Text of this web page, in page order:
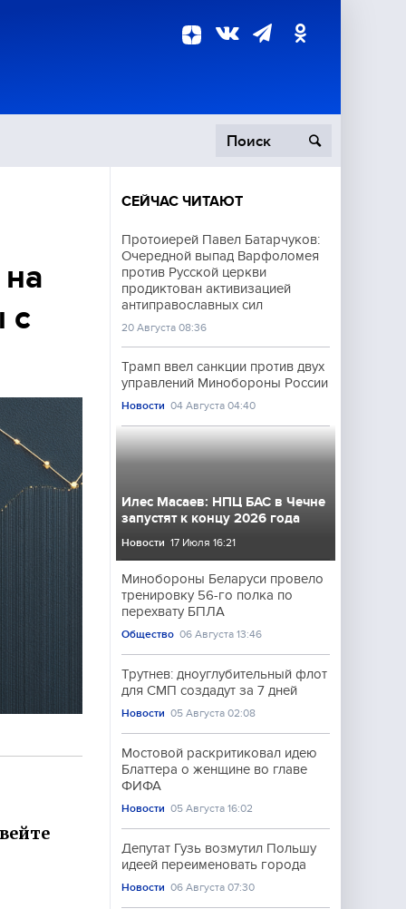
с
СЕЙЧАС ЧИТАЮТ
Протоиерей Павел Батарчуков:
Очередной выпад Варфоломея
против Русской церкви
продиктован активизацией
антиправославных сил
20 Августа 08:36
Трамп ввел санкции против двух
управлений Минобороны России
Новости 04 Августа 04:40
Илес Масаев: НПЦ БАС в Чечне
запустят к концу 2026 года
Новости 17 Июля 16:21
Минобороны Беларуси провело
тренировку 56-го полка по
перехвату БПЛА
Общество 06 Августа 13:46
Трутнев: дноуглубительный флот
для СМП создадут за 7 дней
Новости 05 Августа 02:08
Мостовой раскритиковал идею
Блаттера о женщине во главе
ФИФА
Новости 05 Августа 16:02
Депутат Гузь возмутил Польшу
идеей переименовать города
Новости 06 Августа 07:30